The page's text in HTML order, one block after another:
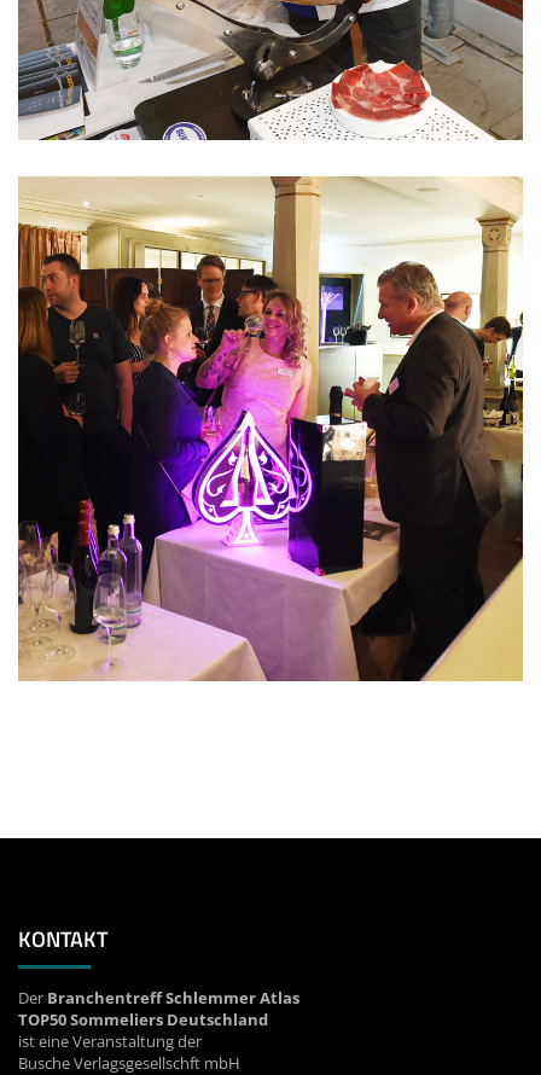
KONTAKT
Der Branchentreff Schlemmer Atlas
TOP50 Sommeliers Deutschland
ist eine Veranstaltung der
Busche Verlagsgesellschft mbH